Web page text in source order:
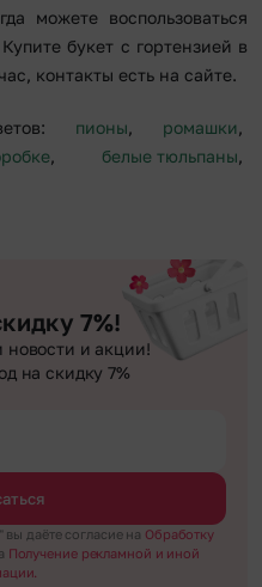
можете воспользоваться
букет с гортензией в
контакты есть на сайте.
пионы, ромашки,
, белые тюльпаны,
7%!
и акции!
на скидку 7%
даёте согласие на Обработку
Получение рекламной и иной